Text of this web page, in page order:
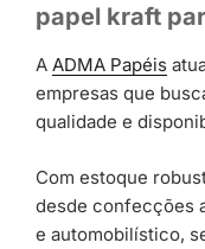
papel kraft
A ADMA Papéis
empresas que
qualidade e
Com estoque
desde confecções
e automobilístico,